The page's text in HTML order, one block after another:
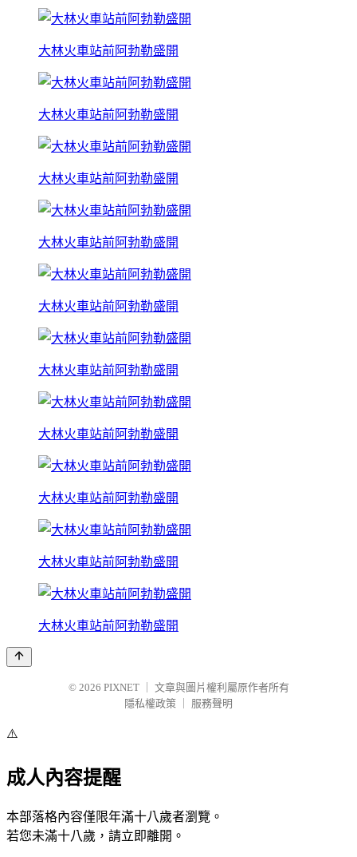
大林火車站前阿勃勒盛開
大林火車站前阿勃勒盛開
大林火車站前阿勃勒盛開
大林火車站前阿勃勒盛開
大林火車站前阿勃勒盛開
大林火車站前阿勃勒盛開
大林火車站前阿勃勒盛開
大林火車站前阿勃勒盛開
大林火車站前阿勃勒盛開
大林火車站前阿勃勒盛開
© 2026 PIXNET
文章與圖片權利屬原作者所有
隱私權政策
服務聲明
⚠️
成人內容提醒
本部落格內容僅限年滿十八歲者瀏覽。
若您未滿十八歲，請立即離開。